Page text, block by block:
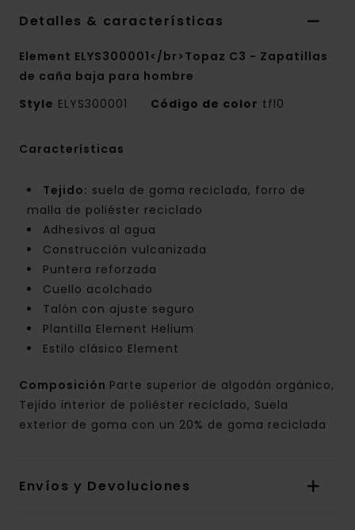
Detalles & características
Element ELYS300001</br>Topaz C3 - Zapatillas
de caña baja para hombre
Style ELYS300001 Código de color tfl0
Características
Tejido: suela de goma reciclada, forro de
malla de poliéster reciclado
Adhesivos al agua
Construcción vulcanizada
Puntera reforzada
Cuello acolchado
Talón con ajuste seguro
Plantilla Element Helium
Estilo clásico Element
Composición Parte superior de algodón orgánico,
Tejido interior de poliéster reciclado, Suela
exterior de goma con un 20% de goma reciclada
Envíos y Devoluciones